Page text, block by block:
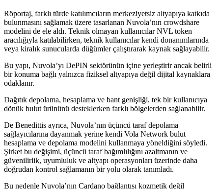
Röportaj, farklı türde katılımcıların merkeziyetsiz altyapıya katkıda
bulunmasını sağlamak üzere tasarlanan Nuvola’nın crowdshare
modelini de ele aldı. Teknik olmayan kullanıcılar NVL token
aracılığıyla katılabilirken, teknik kullanıcılar kendi donanımlarında
veya kiralık sunucularda düğümler çalıştırarak kaynak sağlayabilir.
Bu yapı, Nuvola’yı DePIN sektörünün içine yerleştirir ancak belirli
bir konuma bağlı yalnızca fiziksel altyapıya değil dijital kaynaklara
odaklanır.
Dağıtık depolama, hesaplama ve bant genişliği, tek bir kullanıcıya
dönük bulut ürününü desteklerken farklı bölgelerden sağlanabilir.
De Benedittis ayrıca, Nuvola’nın üçüncü taraf depolama
sağlayıcılarına dayanmak yerine kendi Vola Network bulut
hesaplama ve depolama modelini kullanmaya yöneldiğini söyledi.
Şirket bu değişimi, üçüncü taraf bağımlılığını azaltmanın ve
güvenilirlik, uyumluluk ve altyapı operasyonları üzerinde daha
doğrudan kontrol sağlamanın bir yolu olarak tanımladı.
Bu nedenle Nuvola’nın Cardano bağlantısı kozmetik değil